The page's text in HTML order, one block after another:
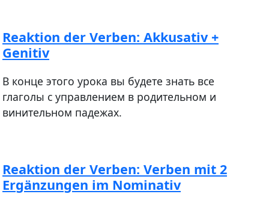
Reaktion der Verben: Akkusativ +
Genitiv
В конце этого урока вы будете знать все
глаголы с управлением в родительном и
винительном падежах.
Reaktion der Verben: Verben mit 2
Ergänzungen im Nominativ